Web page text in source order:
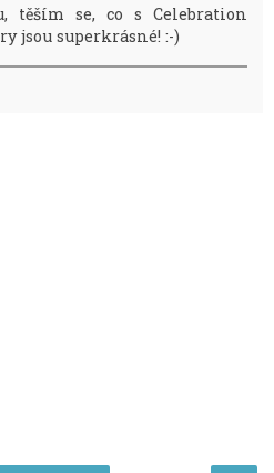
těším se, co s Celebration
jsou superkrásné! :-)